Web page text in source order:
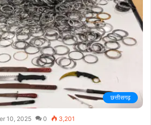
छत्तीसगढ़
10, 2025 0 3,201